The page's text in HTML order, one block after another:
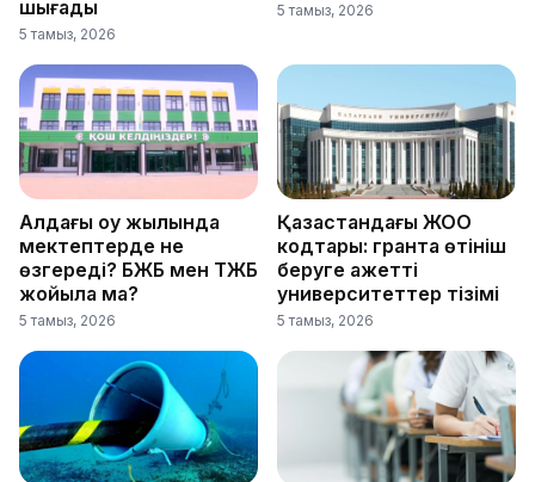
шығады
5 тамыз, 2026
5 тамыз, 2026
Алдағы оқу жылында
мектептерде не
өзгереді? БЖБ мен ТЖБ
жойыла ма?
5 тамыз, 2026
Қазақстандағы ЖОО
кодтары: грантқа өтініш
беруге қажетті
университеттер тізімі
5 тамыз, 2026